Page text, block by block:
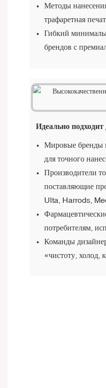
Методы
трафаретная
Гибкий
брендов с
Идеально
Мировые бренды
для точного
Производители
поставляющие
Ulta, Harrods,
потребителям,
Команды
«чистоту, холод,